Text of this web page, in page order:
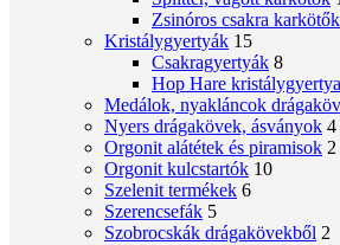
Zsinóros csakra karkötők
Kristálygyertyák 15
Csakragyertyák 8
Hop Hare kristálygyertya
Medálok, nyakláncok
Nyers drágakövek, ásványok 4
Orgonit alátétek és piramisok 2
Orgonit kulcstartók 10
Szelenit termékek 6
Szerencsefák 5
Szobrocskák drágakövekből 2